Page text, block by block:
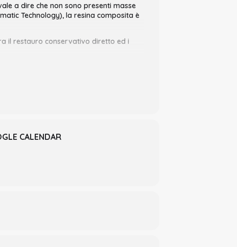
a dire che non sono presenti masse
Technology), la resina composita è
il restauro conservativo diretto ed i
110 / 110 Lode.
CALENDAR